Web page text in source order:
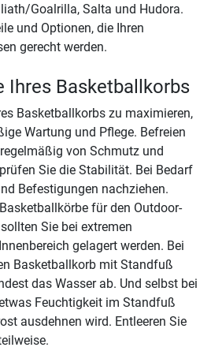
Goalrilla, Salta und Hudora.
und Optionen, die Ihren
gerecht werden.
Ihres Basketballkorbs
Basketballkorbs zu maximieren,
Wartung und Pflege. Befreien
von Schmutz und
Sie die Stabilität. Bei Bedarf
Befestigungen nachziehen.
für den Outdoor-
Sie bei extremen
gelagert werden. Bei
Basketballkorb mit Standfuß
das Wasser ab. Und selbst bei
Feuchtigkeit im Standfuß
ausdehnen wird. Entleeren Sie